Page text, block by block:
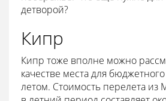
детворой?
Кипр
Кипр тоже вполне можно
качестве места для
летом. Стоимость перелета из